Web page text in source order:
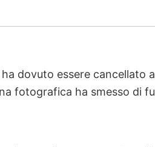
dovuto essere cancellato a
fotografica ha smesso di